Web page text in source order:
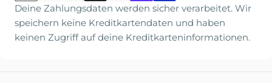
Deine Zahlungsdaten werden sicher verarbeitet. Wir
speichern keine Kreditkartendaten und haben
keinen Zugriff auf deine Kreditkarteninformationen.